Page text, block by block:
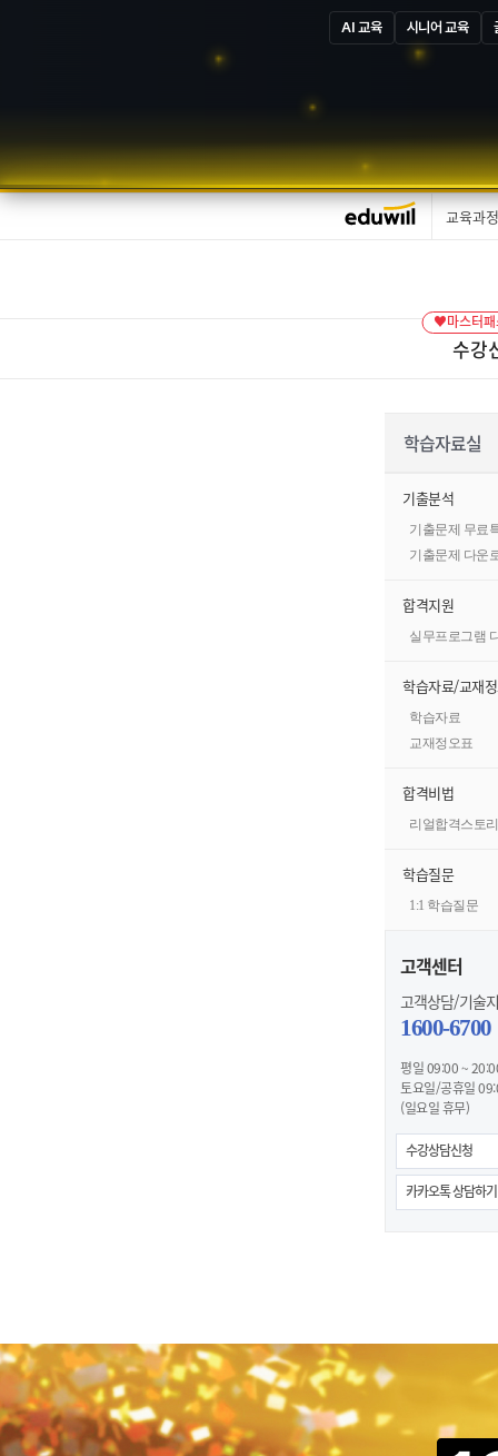
AI 교육 시니어 교육
교육과정
수강
♥마스터
학습자료실
기출분석
기출문제 무료
기출문제 다운
합격지원
실무프로그램
학습자료/교재
학습자료
교재정오표
합격비법
리얼합격스토리
학습질문
1:1 학습질문
고객센터
고객상담/기술
1600-6700
평일 09:00 ~
토요일/공휴일
(일요일 휴무)
수강상담신청
카카오톡 상담하기